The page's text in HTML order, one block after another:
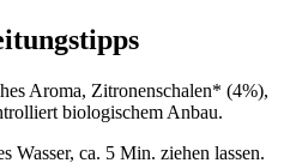
Aroma, Zitronenschalen* (4%),
biologischem Anbau.
Wasser, ca. 5 Min. ziehen lassen.